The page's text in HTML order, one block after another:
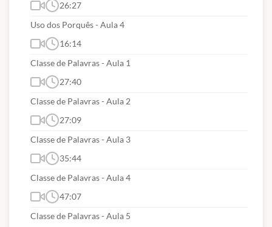
26:27
Uso dos Porquês - Aula 4
16:14
Classe de Palavras - Aula 1
27:40
Classe de Palavras - Aula 2
27:09
Classe de Palavras - Aula 3
35:44
Classe de Palavras - Aula 4
47:07
Classe de Palavras - Aula 5